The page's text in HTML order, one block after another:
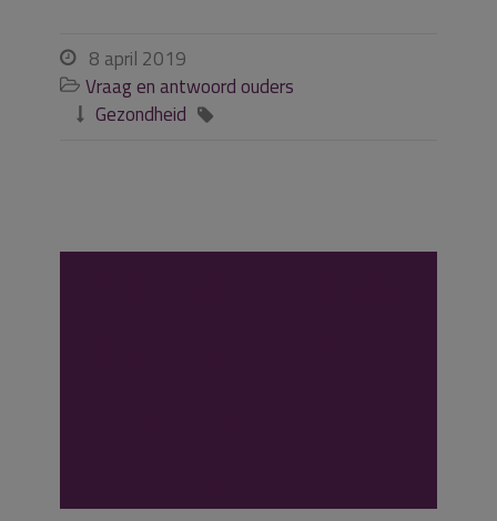
 8 april 2019
 Vraag en antwoord ouders
 Gezondheid 